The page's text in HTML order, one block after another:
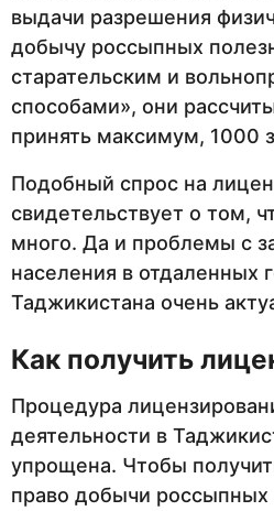
выдачи разрешения
добычу россыпных
старательским и
способами», они
принять максимум, 1000
Подобный спрос на
свидетельствует о том,
много. Да и проблемы с
населения в отдаленных
Таджикистана очень
Как получить
Процедура
деятельности в
упрощена. Чтобы
право добычи россыпных